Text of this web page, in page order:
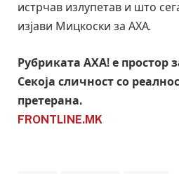
истрчав излупетав и што
изјави Мицкоски за АХА.
Рубриката АХА! е простор
Секоја сличност со
претерана.
FRONTLINE.MK